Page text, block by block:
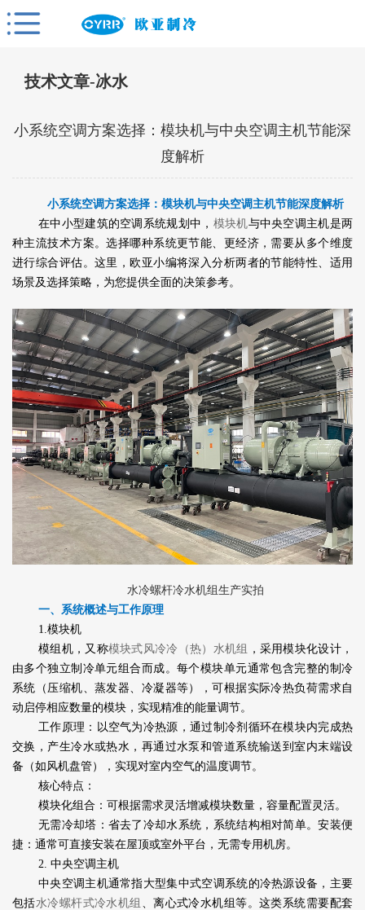
技术文章-冰水
小系统空调方案选择：模块机与中央空调主机节能深
度解析
小系统空调方案选择：模块机与中央空调主机节能深度解析
在中小型建筑的空调系统规划中， 模块机与中央空调主机是两
种主流技术方案。选择哪种系统更节能、更经济，需要从多个维度
进行综合评估。这里，欧亚小编将深入分析两者的节能特性、适用
场景及选择策略，为您提供全面的决策参考。
水冷螺杆冷水机组生产实拍
一、系统概述与工作原理
1.模块机
模组机，又称模块式风冷冷（热）水机组 ，采用模块化设计，
由多个独立制冷单元组合而成。每个模块单元通常包含完整的制冷
系统（压缩机、蒸发器、冷凝器等），可根据实际冷热负荷需求自
动启停相应数量的模块，实现精准的能量调节。
工作原理：以空气为冷热源，通过制冷剂循环在模块内完成热
交换，产生冷水或热水，再通过水泵和管道系统输送到室内末端设
备（如风机盘管），实现对室内空气的温度调节。
核心特点：
模块化组合：可根据需求灵活增减模块数量，容量配置灵活。
无需冷却塔：省去了冷却水系统，系统结构相对简单。安装便
捷：通常可直接安装在屋顶或室外平台，无需专用机房。
2. 中央空调主机
中央空调主机通常指大型集中式空调系统的冷热源设备，主要
包括水冷螺杆式冷水机组
、离心式冷水机组等。这类系统需要配套